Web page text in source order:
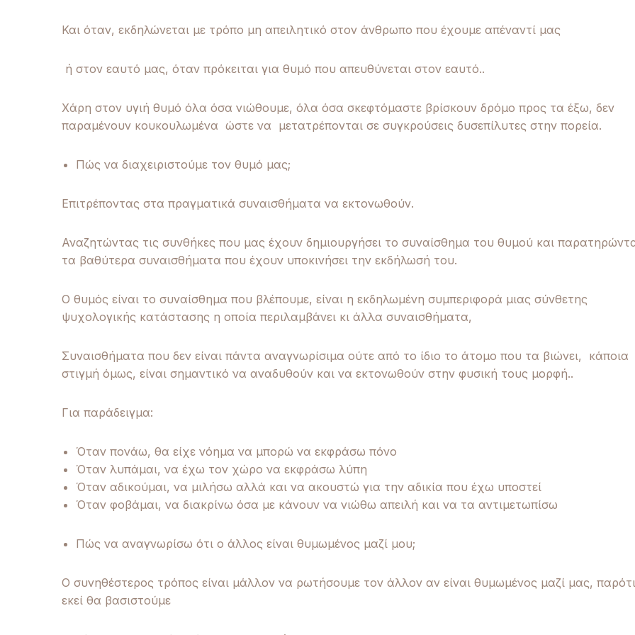
Και όταν, εκδηλώνεται με τρόπο μη απειλητικό στον άνθρωπο που έχουμε απέναντί μας
ή στον εαυτό μας, όταν πρόκειται για θυμό που απευθύνεται στον εαυτό..
Χάρη στον υγιή θυμό όλα όσα νιώθουμε, όλα όσα σκεφτόμαστε βρίσκουν δρόμο προς τα έξω, δεν
παραμένουν κουκουλωμένα ώστε να μετατρέπονται σε συγκρούσεις δυσεπίλυτες στην πορεία.
Πώς να διαχειριστούμε τον θυμό μας;
Επιτρέποντας στα πραγματικά συναισθήματα να εκτονωθούν.
Αναζητώντας τις συνθήκες που μας έχουν δημιουργήσει το συναίσθημα του θυμού και
τα βαθύτερα συναισθήματα που έχουν υποκινήσει την εκδήλωσή του.
Ο θυμός είναι το συναίσθημα που βλέπουμε, είναι η εκδηλωμένη συμπεριφορά μιας σύνθετης
ψυχολογικής κατάστασης η οποία περιλαμβάνει κι άλλα συναισθήματα,
Συναισθήματα που δεν είναι πάντα αναγνωρίσιμα ούτε από το ίδιο το άτομο που τα βιώνει, κάποια
στιγμή όμως, είναι σημαντικό να αναδυθούν και να εκτονωθούν στην φυσική τους μορφή..
Για παράδειγμα:
Όταν πονάω, θα είχε νόημα να μπορώ να εκφράσω πόνο
Όταν λυπάμαι, να έχω τον χώρο να εκφράσω λύπη
Όταν αδικούμαι, να μιλήσω αλλά και να ακουστώ για την αδικία που έχω υποστεί
Όταν φοβάμαι, να διακρίνω όσα με κάνουν να νιώθω απειλή και να τα αντιμετωπίσω
Πώς να αναγνωρίσω ότι ο άλλος είναι θυμωμένος μαζί μου;
Ο συνηθέστερος τρόπος είναι μάλλον να ρωτήσουμε τον άλλον αν είναι θυμωμένος μαζί μας, παρότι
εκεί θα βασιστούμε